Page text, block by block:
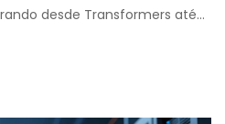
desde Transformers até